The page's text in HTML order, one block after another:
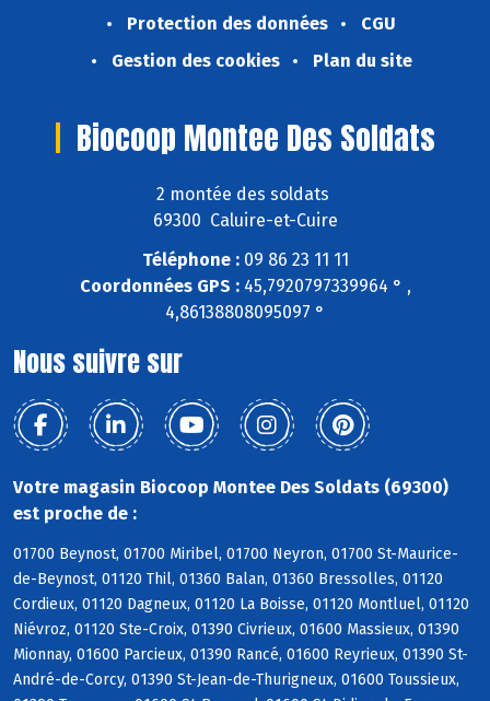
Protection des données
CGU
Gestion des cookies
Plan du site
Biocoop Montee Des Soldats
2 montée des soldats
69300 Caluire-et-Cuire
Téléphone :09 86 23 11 11
Coordonnées GPS :45,7920797339964 ° ,
4,86138808095097 °
Nous suivre sur
Votre magasin Biocoop Montee Des Soldats (69300)
est proche de :
01700 Beynost, 01700 Miribel, 01700 Neyron, 01700 St-Maurice-
de-Beynost, 01120 Thil, 01360 Balan, 01360 Bressolles, 01120
Cordieux, 01120 Dagneux, 01120 La Boisse, 01120 Montluel, 01120
Niévroz, 01120 Ste-Croix, 01390 Civrieux, 01600 Massieux, 01390
Mionnay, 01600 Parcieux, 01390 Rancé, 01600 Reyrieux, 01390 St-
André-de-Corcy, 01390 St-Jean-de-Thurigneux, 01600 Toussieux,